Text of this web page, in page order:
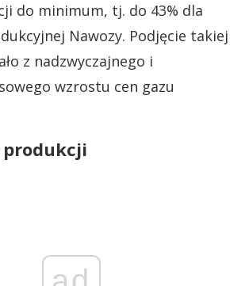
do minimum, tj. do 43% dla
Nawozy. Podjęcie takiej
z nadzwyczajnego i
wzrostu cen gazu
produkcji